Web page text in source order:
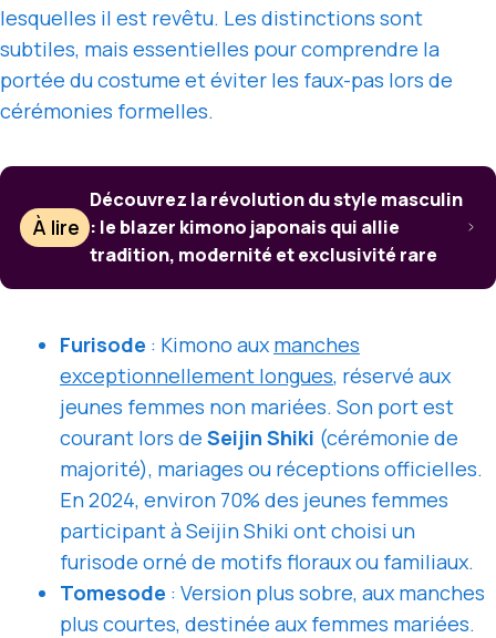
lesquelles il est revêtu. Les distinctions sont
subtiles, mais essentielles pour comprendre la
portée du costume et éviter les faux-pas lors de
cérémonies formelles.
À lire
Découvrez la révolution du style masculin
: le blazer kimono japonais qui allie
tradition, modernité et exclusivité rare
Furisode : Kimono aux manches
exceptionnellement longues, réservé aux
jeunes femmes non mariées. Son port est
courant lors de Seijin Shiki (cérémonie de
majorité), mariages ou réceptions officielles.
En 2024, environ 70% des jeunes femmes
participant à Seijin Shiki ont choisi un
furisode orné de motifs floraux ou familiaux.
Tomesode : Version plus sobre, aux manches
plus courtes, destinée aux femmes mariées.